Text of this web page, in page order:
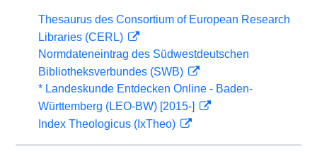
Thesaurus des Consortium of European Research
Libraries (CERL)
Normdateneintrag des Südwestdeutschen
Bibliotheksverbundes (SWB)
* Landeskunde Entdecken Online - Baden-
Württemberg (LEO-BW) [2015-]
Index Theologicus (IxTheo)